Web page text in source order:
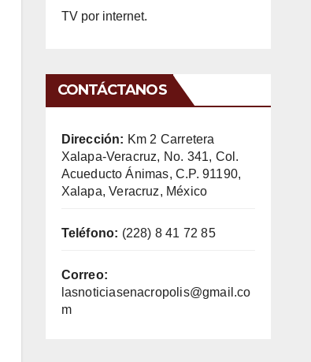
TV por internet.
CONTÁCTANOS
Dirección: Km 2 Carretera
Xalapa-Veracruz, No. 341, Col.
Acueducto Ánimas, C.P. 91190,
Xalapa, Veracruz, México
Teléfono: (228) 8 41 72 85
Correo:
lasnoticiasenacropolis@gmail.co
m